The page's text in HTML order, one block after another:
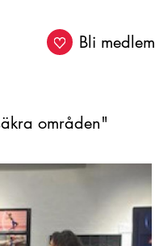
Bli medlem
områden"